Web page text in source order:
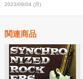
2023/09/04 (月)
関連商品